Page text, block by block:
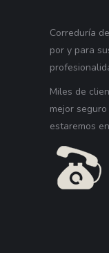
Correduría
por y para
Miles de
mejor
estaremos